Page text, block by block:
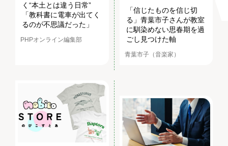
く“本土とは違う日常”
「教科書に電車が出てく
るのが不思議だった」
PHPオンライン編集部
「信じたものを信じ切
る」青葉市子さんが教室
に馴染めない思春期を過
ごし見つけた軸
青葉市子（音楽家）